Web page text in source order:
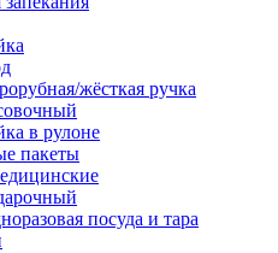
жёсткая ручка
в рулоне
пакеты
посуда и тара